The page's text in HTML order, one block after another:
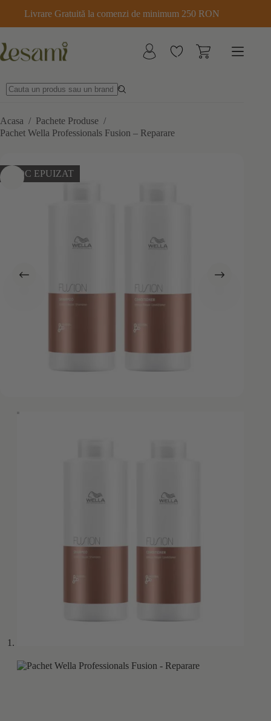
conținut
Livrare Gratuită la comenzi de minimum 250 RON
Acasa / Pachete Produse /
Pachet Wella Professionals Fusion – Reparare
STOC EPUIZAT